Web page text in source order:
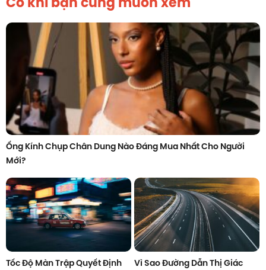
Ống Kính Chụp Chân Dung Nào Đáng Mua Nhất Cho Người
Mới?
Tốc Độ Màn Trập Quyết Định
Vì Sao Đường Dẫn Thị Giác